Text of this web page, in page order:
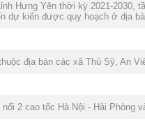
Hưng Yên thời kỳ 2021-
dự kiến được quy hoạch ở địa
địa bàn các xã Thủ Sỹ, An
2 cao tốc Hà Nội - Hải Phòng